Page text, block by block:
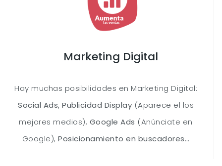
Marketing Digital
Hay muchas posibilidades en Marketing Digital:
Social Ads, Publicidad Display (Aparece el los
mejores medios), Google Ads (Anúnciate en
Google),Posicionamiento en buscadores…